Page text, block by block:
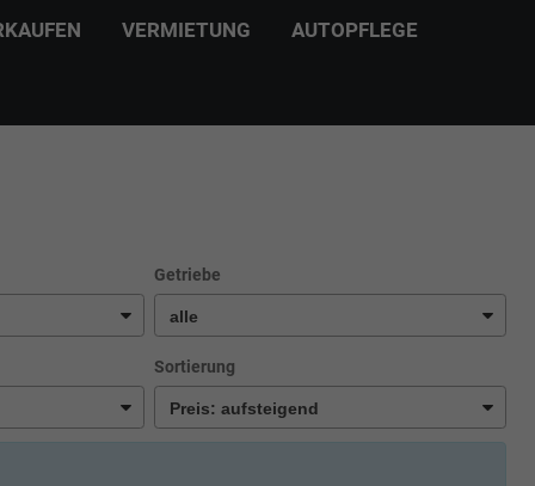
VERMIETUNG AUTOPFLEGE
Getriebe
Sortierung